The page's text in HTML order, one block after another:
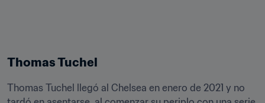
Thomas Tuchel
Thomas Tuchel llegó al Chelsea en enero de 2021 y no